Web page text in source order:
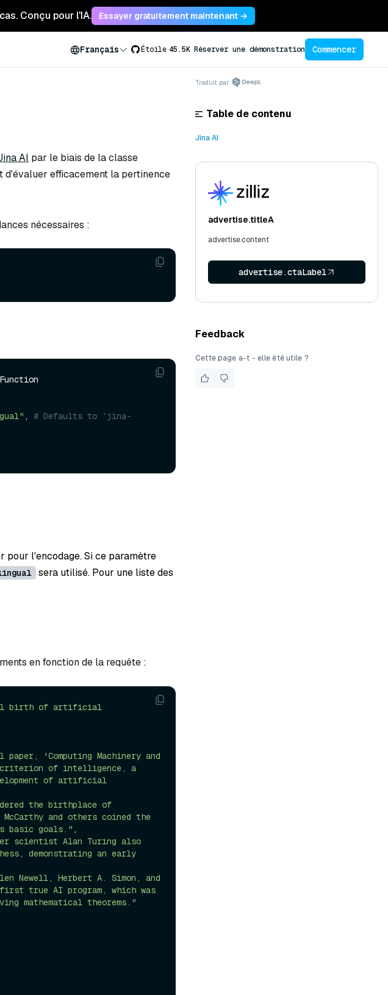
Conçu pour l'IA. Essayer gratuitement maintenant →
Français Étoile 45.5K Réserver une démonstration Commencer
AI par le biais de la classe
d'évaluer efficacement la pertinence
nécessaires :
, # Defaults to `jina-
pour l'encodage. Si ce paramètre
sera utilisé. Pour une liste des
en fonction de la requête :
birth of artificial
'Computing Machinery and
criterion of intelligence, a
of artificial
the birthplace of
and others coined the
goals." ,
scientist Alan Turing also
demonstrating an early
Newell, Herbert A. Simon, and
true AI program, which was
mathematical theorems."
Traduit par
Table de contenu
Jina AI
advertise.titleA
advertise.content
advertise.ctaLabel
Feedback
Cette page a-t - elle été utile ?